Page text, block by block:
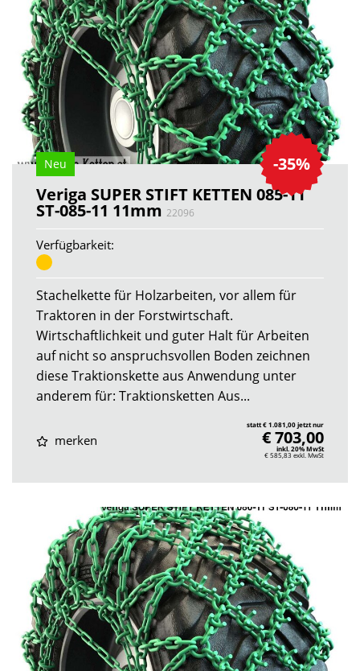
-35%
Neu
Veriga SUPER STIFT KETTEN 085-11
ST-085-11 11mm 22096
Verfügbarkeit:
Stachelkette für Holzarbeiten, vor allem für
Traktoren in der Forstwirtschaft.
Wirtschaftlichkeit und guter Halt für Arbeiten
auf nicht so anspruchsvollen Boden zeichnen
diese Traktionskette aus Anwendung unter
anderem für: Traktionsketten Aus...
merken
statt € 1.081,00 jetzt nur
€ 703,00
inkl. 20% MwSt
€ 585,83 exkl. MwSt